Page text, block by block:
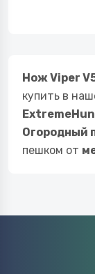
Нож Viper
купить в
Огородный
пешком от